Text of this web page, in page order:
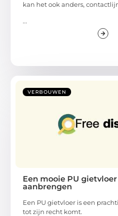
kan het ook anders,
...
VERBOUWEN
Een mooie PU
aanbrengen
Een PU gietvloer is een
tot zijn recht komt.